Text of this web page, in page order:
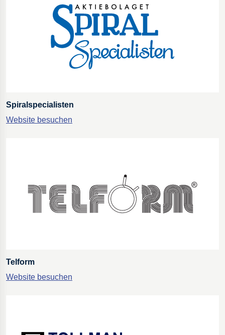
Spiralspecialisten
Website besuchen
Telform
Website besuchen